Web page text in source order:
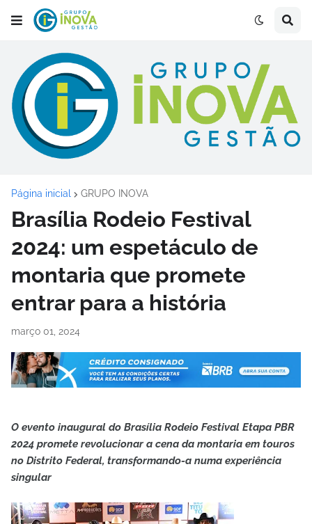
Página inicial GRUPO INOVA
Brasília Rodeio Festival
2024: um espetáculo de
montaria que promete
entrar para a história
março 01, 2024
O evento inaugural do Brasília Rodeio Festival Etapa PBR
2024 promete revolucionar a cena da montaria em touros
no Distrito Federal, transformando-a numa experiência
singular